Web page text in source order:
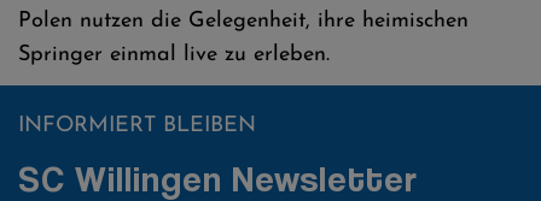
Polen nutzen die Gelegenheit, ihre heimischen
Springer einmal live zu erleben.
INFORMIERT BLEIBEN
SC Willingen Newsletter